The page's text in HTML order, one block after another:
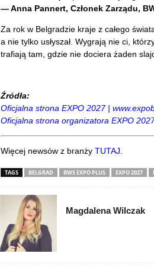
— Anna Pannert, Członek Zarządu,
Za rok w Belgradzie kraje z całego
a nie tylko usłyszał. Wygrają nie ci,
trafiają tam, gdzie nie dociera żaden
Źródła:
Oficjalna strona EXPO 2027 |
Oficjalna strona organizatora EXPO
Więcej newsów z branży TUTAJ
TAGS BELGRAD BWS EXPO PLUS EXPO 2027
Magdalena Wilczak